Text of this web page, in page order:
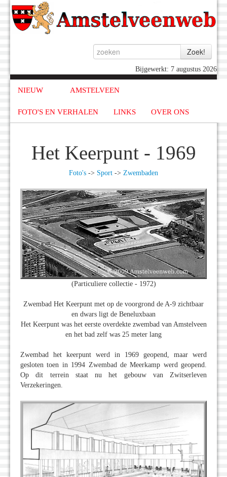
Bijgewerkt: 7 augustus 2026
NIEUW AMSTELVEEN
FOTO'S EN VERHALEN LINKS OVER ONS
Het Keerpunt - 1969
Foto's -> Sport -> Zwembaden
(Particuliere collectie - 1972)
Zwembad Het Keerpunt met op de voorgrond de A-9 zichtbaar
en dwars ligt de Beneluxbaan
Het Keerpunt was het eerste overdekte zwembad van Amstelveen
en het bad zelf was 25 meter lang
Zwembad het keerpunt werd in 1969 geopend, maar werd
gesloten toen in 1994 Zwembad de Meerkamp werd geopend.
Op dit terrein staat nu het gebouw van Zwitserleven
Verzekeringen.